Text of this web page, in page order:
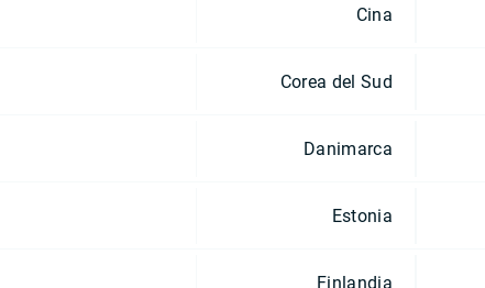
Cina
Corea del Sud
Danimarca
Estonia
Finlandia